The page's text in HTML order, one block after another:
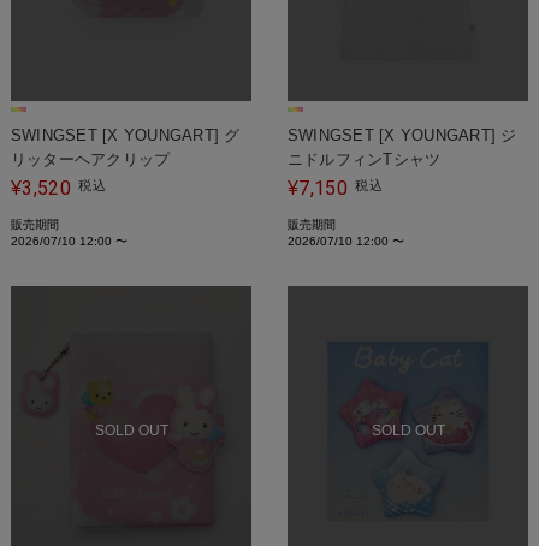
SWINGSET [X YOUNGART] グ
リッターヘアクリップ
¥3,520 税込
販売期間
2026/07/10 12:00 〜
SWINGSET [X YOUNGART] ジ
ニドルフィンTシャツ
¥7,150 税込
販売期間
2026/07/10 12:00 〜
SOLD OUT SOLD OUT